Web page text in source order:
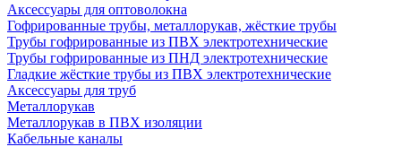
Аксессуары для оптоволокна
Гофрированные трубы, металлорукав, жёсткие трубы
Трубы гофрированные из ПВХ электротехнические
Трубы гофрированные из ПНД электротехнические
Гладкие жёсткие трубы из ПВХ электротехнические
Аксессуары для труб
Металлорукав
Металлорукав в ПВХ изоляции
Кабельные каналы